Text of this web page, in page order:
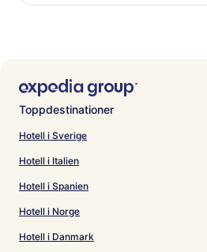
Toppdestinationer
Hotell i Sverige
Hotell i Italien
Hotell i Spanien
Hotell i Norge
Hotell i Danmark